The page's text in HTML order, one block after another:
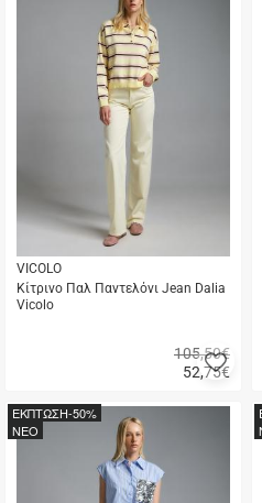
VICOLO
Κίτρινο Παλ Παντελόνι Jean Dalia
Vicolo
52,75€
105,50€
στα
μου
αγορά
ΕΚΠΤΩΣΗ-50%
NEO